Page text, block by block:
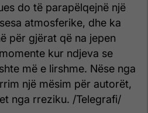
do të parapëlqejnë një
atmosferike, dhe ka
për gjërat që na jepen
kur ndjeva se
më e lirshme. Nëse nga
një mësim për autorët,
nga rreziku. /Telegrafi/